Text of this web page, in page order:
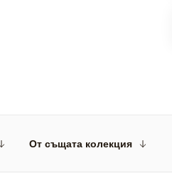
От същата колекция